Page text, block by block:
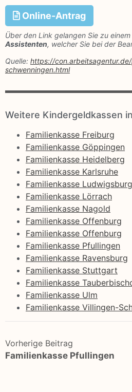
Online-Antrag
Über den Link gelangen Sie zu
Assistenten, welcher Sie bei der
Quelle: https://
schwenningen.html
Weitere Kindergeldkassen
Familienkasse Freiburg
Familienkasse Göppingen
Familienkasse Heidelberg
Familienkasse Karlsruhe
Familienkasse Ludwigsburg
Familienkasse Lörrach
Familienkasse Nagold
Familienkasse Offenburg
Familienkasse Offenburg
Familienkasse Pfullingen
Familienkasse Ravensburg
Familienkasse Stuttgart
Familienkasse
Familienkasse Ulm
Familienkasse Villingen-
Vorherige Beitrag
Familienkasse Pfullingen